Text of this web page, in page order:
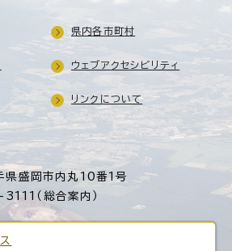
盛岡市内丸10番1号
（総合案内）
県内各市町村
ウェブアクセシビリティ
リンクについて